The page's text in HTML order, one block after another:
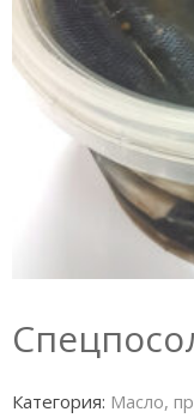
Категория: Масло,